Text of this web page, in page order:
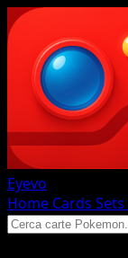
Eyevo
Home Cards Sets